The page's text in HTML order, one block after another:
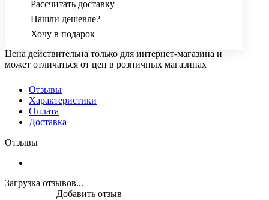
Рассчитать доставку
Нашли дешевле?
Хочу в подарок
Цена действительна только для интернет-магазина и
может отличаться от цен в розничных магазинах
Отзывы
Характеристики
Оплата
Доставка
Отзывы
Загрузка отзывов...
Добавить отзыв